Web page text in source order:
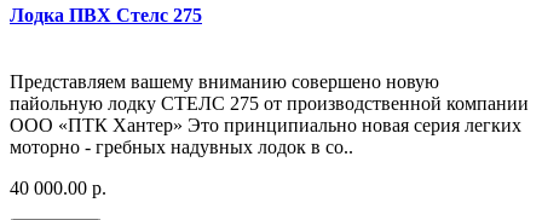
Лодка ПВХ Стелс 275
Представляем вашему вниманию совершено новую
пайольную лодку СТЕЛС 275 от производственной компании
ООО «ПТК Хантер» Это принципиально новая серия легких
моторно - гребных надувных лодок в со..
40 000.00 р.